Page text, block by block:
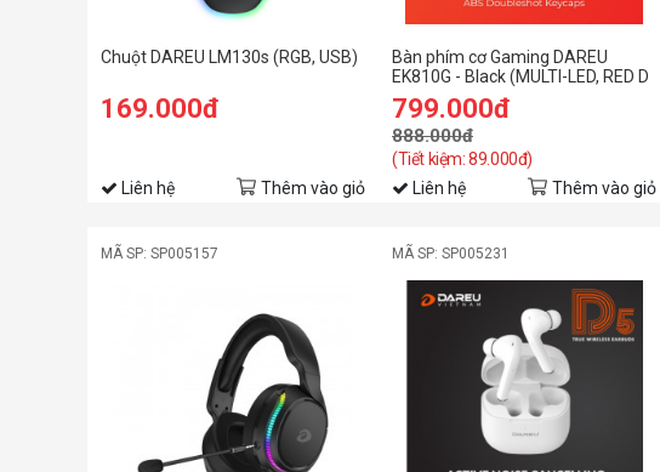
Chuột DAREU LM130s (RGB, USB)
169.000đ
Liên hệ Thêm vào giỏ
Bàn phím cơ Gaming DAREU
EK810G - Black (MULTI-LED, RED D
switch) WHITE Backlight
799.000đ
888.000đ
(Tiết kiệm: 89.000đ)
Liên hệ Thêm vào giỏ
MÃ SP: SP005157 MÃ SP: SP005231